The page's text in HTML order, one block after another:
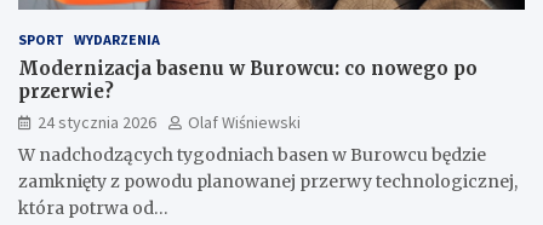
SPORT WYDARZENIA
Modernizacja basenu w Burowcu: co nowego po
przerwie?
24 stycznia 2026
Olaf Wiśniewski
W nadchodzących tygodniach basen w Burowcu będzie
zamknięty z powodu planowanej przerwy technologicznej,
która potrwa od…